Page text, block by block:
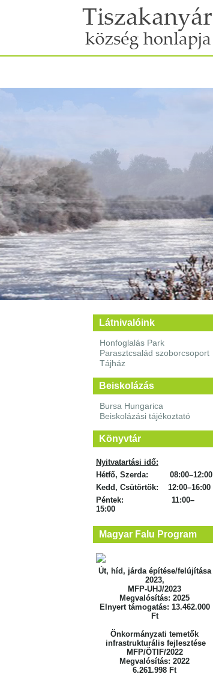
Látnivalóink
Honfoglalás Park
Parasztcsalád szoborcsoport
Tájház
Beiskolázás
Bursa Hungarica
Beiskolázási tájékoztató
Könyvtár
Nyitvatartási idő:
Hétfő, Szerda: 08:00–12:00
Kedd, Csütörtök: 12:00–16:00
Péntek: 11:00–
15:00
Magyar Falu Program
Út, híd, járda építése/felújítása
2023,
MFP-UHJ/2023
Megvalósítás: 2025
Elnyert támogatás: 13.462.000
Ft
Önkormányzati temetők
infrastrukturális fejlesztése
MFP/ÖTIF/2022
Megvalósítás: 2022
6.261.998 Ft